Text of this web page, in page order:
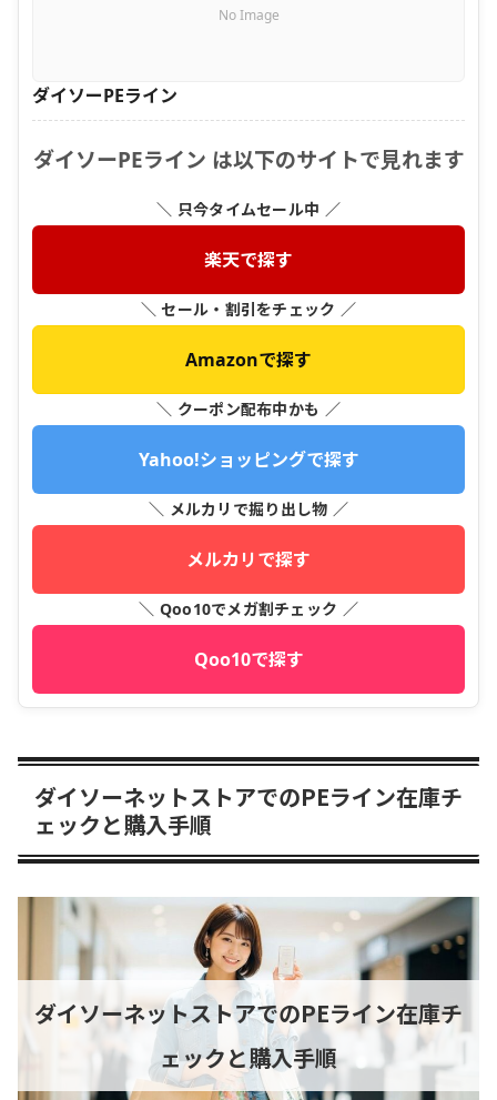
No Image
ダイソーPEライン
ダイソーPEライン は以下のサイトで見れます
＼ 只今タイムセール中 ／
楽天で探す
＼ セール・割引をチェック ／
Amazonで探す
＼ クーポン配布中かも ／
Yahoo!ショッピングで探す
＼ メルカリで掘り出し物 ／
メルカリで探す
＼ Qoo10でメガ割チェック ／
Qoo10で探す
ダイソーネットストアでのPEライン在庫チ
ェックと購入手順
ダイソーネットストアでのPEライン在庫チ
ェックと購入手順